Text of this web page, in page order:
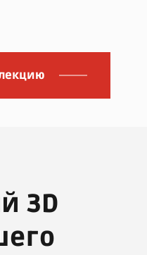
3D